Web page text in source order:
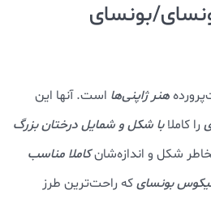
بونسای
هنر ژاپنی‌ها است. آنها این
را کاملابا شکل و شمایل درختان بزرگ
شکل و اندازه‌شانکاملا مناسب
بونسایکه راحت‌ترین طرز